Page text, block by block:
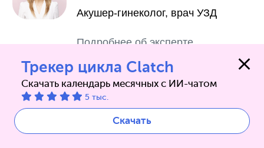
Трекер цикла Clatch
Скачать календарь месячных с ИИ-чатом
5 тыс.
Скачать